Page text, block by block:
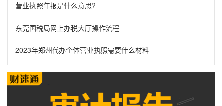
营业执照年报是什么意思?
东莞国税局网上办税大厅操作流程
2023年郑州代办个体营业执照需要什么材料